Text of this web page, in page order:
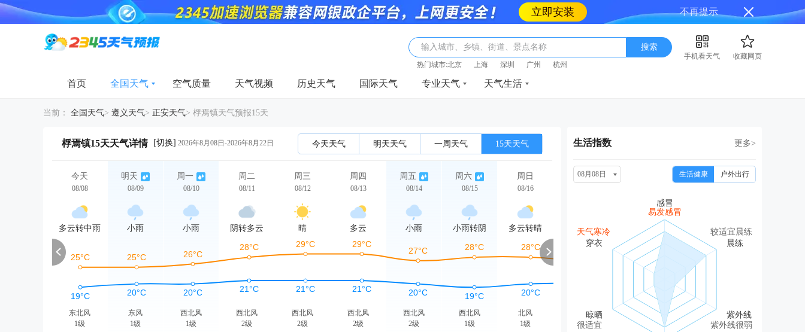
立即安装 不再提示
输入城市、乡镇、街道、景点名称 搜索
手机看天气
收藏网页
热门城市:北京 上海 深圳 广州 杭州
首页 全国天气 空气质量 天气视频 历史天气 国际天气 专业天气 天气生活
当前： 全国天气> 遵义天气> 正安天气> 桴焉镇天气预报15天
桴焉镇15天天气详情 [切换] 2026年8月08日-2026年8月22日 今天天气 明天天气 一周天气 15天天气
今天
08/08
多云转中雨
东北风
1级
明天
08/09
小雨
东风
1级
周一
08/10
小雨
西北风
1级
周二
08/11
阴转多云
西北风
2级
周三
08/12
晴
西北风
2级
周四
08/13
多云
西北风
2级
周五
08/14
小雨
西北风
2级
周六
08/15
小雨转阴
西北风
1级
周日
08/16
多云转晴
北风
1级
周一
晴
东风
1级
小雨
东北风
1级
周三
晴转多云
北风
1级
周四
多云转阴
东风
1级
生活指数 更多>
08月08日 生活健康 户外出行
易发感冒
天气寒冷
很适宜
紫外线很弱
较适宜晨练